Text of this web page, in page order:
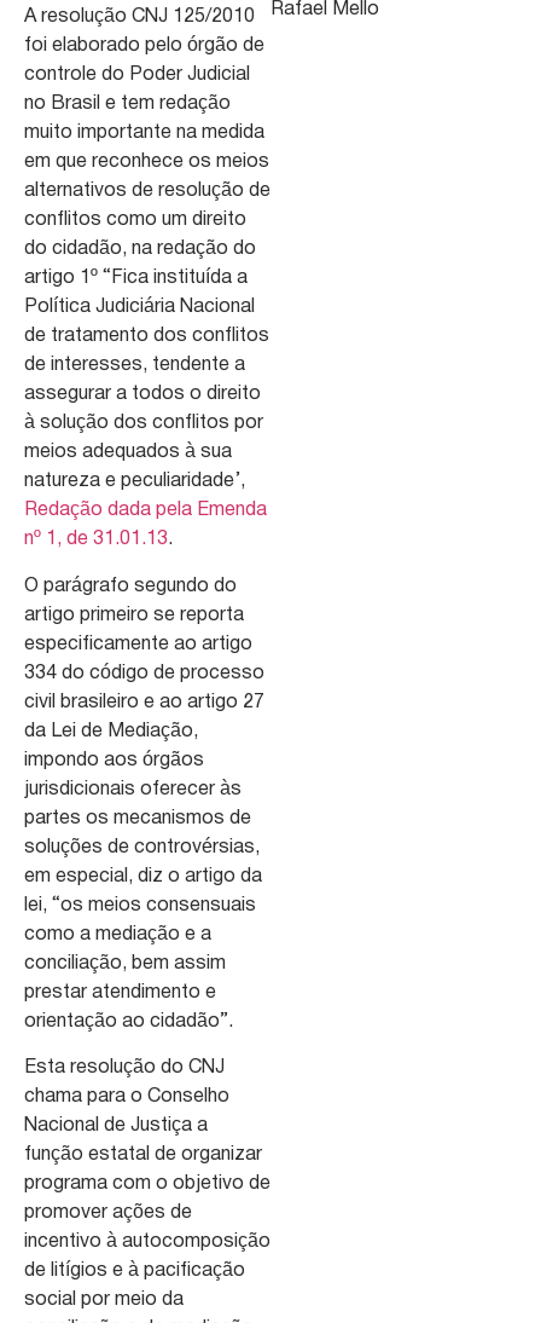
A resolução CNJ 125/2010
foi elaborado pelo órgão de
controle do Poder Judicial
no Brasil e tem redação
muito importante na medida
em que reconhece os meios
alternativos de resolução de
conflitos como um direito
do cidadão, na redação do
artigo 1º “Fica instituída a
Política Judiciária Nacional
de tratamento dos conflitos
de interesses, tendente a
assegurar a todos o direito
à solução dos conflitos por
meios adequados à sua
natureza e peculiaridade’,
Redação dada pela Emenda
nº 1, de 31.01.13.
O parágrafo segundo do
artigo primeiro se reporta
especificamente ao artigo
334 do código de processo
civil brasileiro e ao artigo 27
da Lei de Mediação,
impondo aos órgãos
jurisdicionais oferecer às
partes os mecanismos de
soluções de controvérsias,
em especial, diz o artigo da
lei, “os meios consensuais
como a mediação e a
conciliação, bem assim
prestar atendimento e
orientação ao cidadão”.
Esta resolução do CNJ
chama para o Conselho
Nacional de Justiça a
função estatal de organizar
programa com o objetivo de
promover ações de
incentivo à autocomposição
de litígios e à pacificação
social por meio da
Rafael Mello